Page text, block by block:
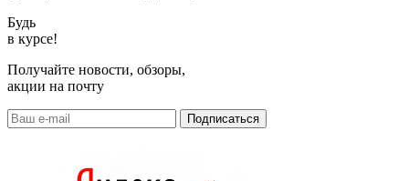
Будь
в курсе!
Получайте новости, обзоры,
акции на почту